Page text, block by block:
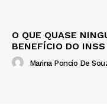
O QUE QUASE
BENEFÍCIO DO INSS
Marina Poncio De